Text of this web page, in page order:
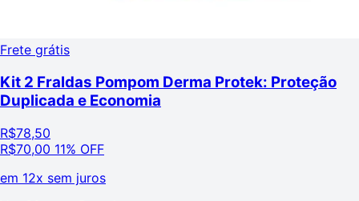
Frete grátis
Kit 2 Fraldas Pompom Derma Protek: Proteção
Duplicada e Economia
R$78,50
R$70,00 11% OFF
em 12x sem juros